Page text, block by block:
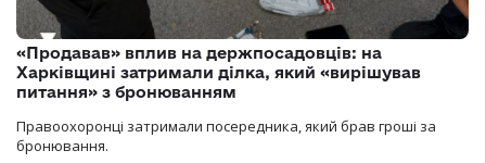
«Продавав» вплив на держпосадовців: на
Харківщині затримали ділка, який «вирішував
питання» з бронюванням
Правоохоронці затримали посередника, який брав гроші за
бронювання.